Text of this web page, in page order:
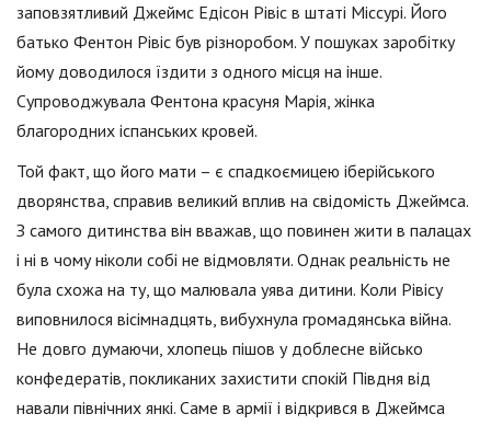
заповзятливий Джеймс Едісон Рівіс в штаті Міссурі. Його
батько Фентон Рівіс був різноробом. У пошуках заробітку
йому доводилося їздити з одного місця на інше.
Супроводжувала Фентона красуня Марія, жінка
благородних іспанських кровей.
Той факт, що його мати – є спадкоємицею іберійського
дворянства, справив великий вплив на свідомість Джеймса.
З самого дитинства він вважав, що повинен жити в палацах
і ні в чому ніколи собі не відмовляти. Однак реальність не
була схожа на ту, що малювала уява дитини. Коли Рівісу
виповнилося вісімнадцять, вибухнула громадянська війна.
Не довго думаючи, хлопець пішов у доблесне військо
конфедератів, покликаних захистити спокій Півдня від
навали північних янкі. Саме в армії і відкрився в Джеймса